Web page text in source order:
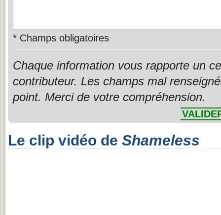
* Champs obligatoires
Chaque information vous rapporte un
contributeur. Les champs mal
point. Merci de votre compréhension.
Le clip vidéo de Shameless